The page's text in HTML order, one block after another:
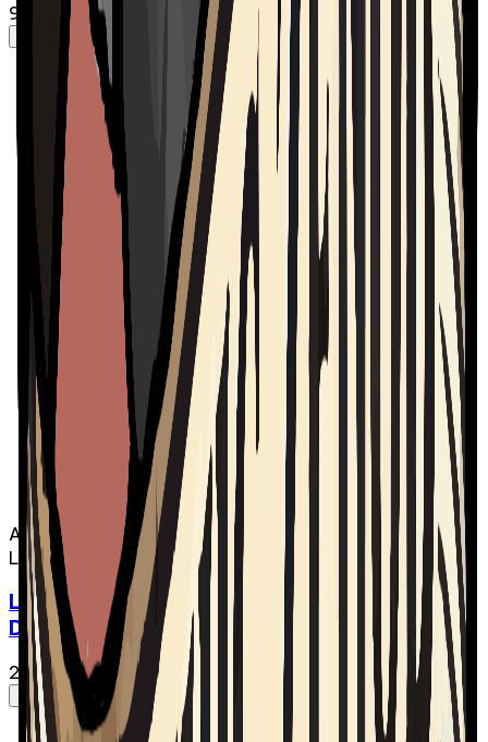
9 avr. 2025
Audio
Le Chic-Zénob
Le Chic-Zénob - Épisode 09 | Maude
Dessureault
2 avr. 2025 49:08